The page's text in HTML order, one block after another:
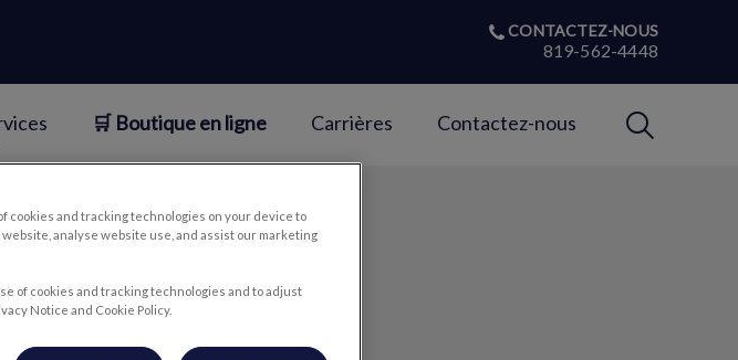
CONTACTEZ-NOUS
819-562-4448
🛒 Boutique en ligne Carrières Contactez-nous
cookies and tracking technologies on your device to
analyse website use, and assist our marketing
of cookies and tracking technologies and to adjust
Notice and Cookie Policy.